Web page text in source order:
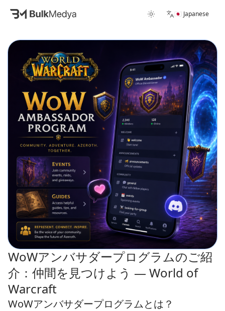
🇯🇵 Japanese
WoWアンバサダープログラムのご紹
介：仲間を見つけよう — World of
Warcraft
WoWアンバサダープログラムとは？